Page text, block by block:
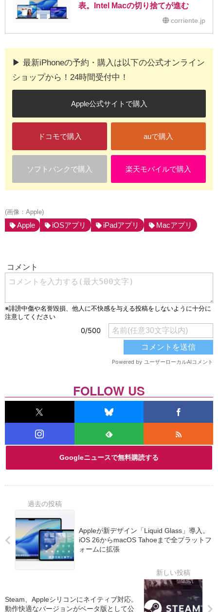
表。Intel Macの切り捨てが進む
corriente.jp
▶︎ 最新iPhoneの予約・購入は以下の公式オンライン
ショップから！24時間受付中！
Apple公式サイトで購入
ドコモで購入 auで購入
ソフトバンクで購入 楽天モバイルで購入
(画像：Apple)
Apple iOSアプリ iPadアプリ Macアプリ
Googleニュースで無料購読する
FOLLOW US
Appleが新デザイン「Liquid Glass」導入。
iOS 26からmacOS Tahoeまで全プラットフ
ォームに拡張
Steam、Appleシリコンにネイティブ対応。
動作快適なバージョンがベータ版として公